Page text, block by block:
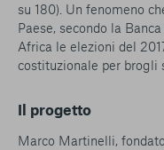
su 180). Un fenomeno
Paese, secondo la
Africa le elezioni del
costituzionale per brogli
Il progetto
Marco Martinelli,